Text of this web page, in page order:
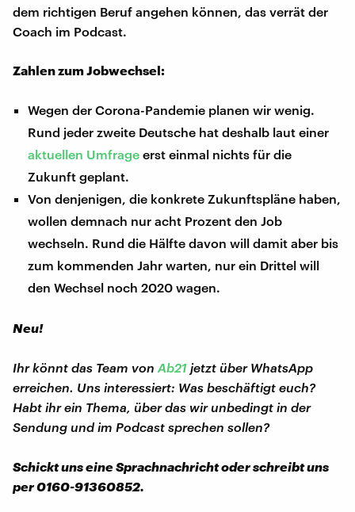
dem richtigen Beruf angehen können, das verrät der
Coach im Podcast.
Zahlen zum Jobwechsel:
Wegen der Corona-Pandemie planen wir wenig.
Rund jeder zweite Deutsche hat deshalb laut einer
aktuellen Umfrage erst einmal nichts für die
Zukunft geplant.
Von denjenigen, die konkrete Zukunftspläne haben,
wollen demnach nur acht Prozent den Job
wechseln. Rund die Hälfte davon will damit aber bis
zum kommenden Jahr warten, nur ein Drittel will
den Wechsel noch 2020 wagen.
Neu!
Ihr könnt das Team von Ab21 jetzt über WhatsApp
erreichen. Uns interessiert: Was beschäftigt euch?
Habt ihr ein Thema, über das wir unbedingt in der
Sendung und im Podcast sprechen sollen?
Schickt uns eine Sprachnachricht oder schreibt uns
per 0160-91360852.